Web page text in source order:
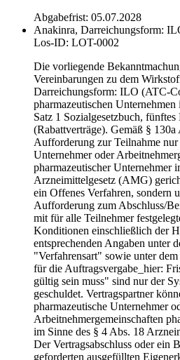
Abgabefrist: 05.07.2028
Anakinra, Darreichungsform:
Los-ID: LOT-0002
Die vorliegende
Vereinbarungen zu dem
Darreichungsform: ILO (ATC-
pharmazeutischen
Satz 1 Sozialgesetzbuch,
(Rabattverträge). Gemäß §
Aufforderung zur Teilnahme nur
Unternehmer oder
pharmazeutischer Unternehmer
Arzneimittelgesetz (AMG)
ein Offenes Verfahren, sondern
Aufforderung zum Abschluss/
mit für alle Teilnehmer
Konditionen einschließlich der
entsprechenden Angaben unter
"Verfahrensart" sowie unter
für die Auftragsvergabe_hier:
gültig sein muss" sind nur der
geschuldet. Vertragspartner
pharmazeutische Unternehmer
Arbeitnehmergemeinschaften
im Sinne des § 4 Abs. 18
Der Vertragsabschluss oder ein
geforderten ausgefüllten